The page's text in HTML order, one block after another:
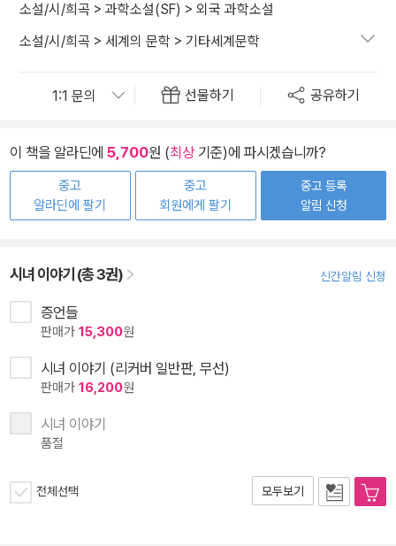
소설/시/희곡 > 과학소설(SF) > 외국 과학소설
소설/시/희곡 > 세계의 문학 > 기타세계문학
선물하기 공유하기
이 책을 알라딘에 5,700원 (최상기준)에 파시겠습니까?
중고
알라딘에 팔기
중고
회원에게 팔기
중고 등록
알림 신청
시녀 이야기 (총 3권) 신간알림 신청
증언들
판매가 15,300원
시녀 이야기 (리커버 일반판, 무선)
판매가 16,200원
시녀 이야기
품절
전체선택 모두보기